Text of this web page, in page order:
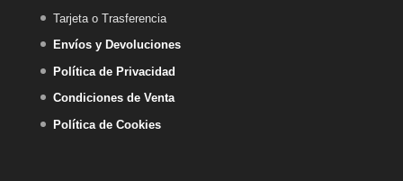
Tarjeta o Trasferencia
Envíos y Devoluciones
Política de Privacidad
Condiciones de Venta
Política de Cookies